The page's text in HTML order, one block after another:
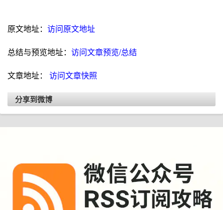
原文地址： 访问原文地址
总结与预览地址： 访问文章预览/总结
文章地址： 访问文章快照
分享到微博